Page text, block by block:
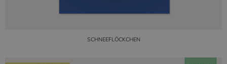
SCHNEEFLÖCKCHEN